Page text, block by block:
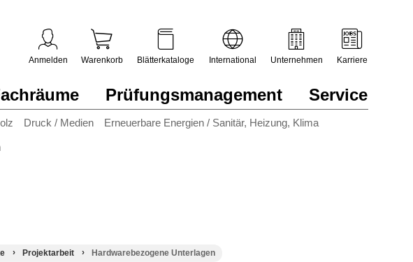
Druck / Medien Erneuerbare Energien / Sanitär, Heizung, Klima
Prüfungsmanagement Service
Anmelden Warenkorb Blätterkataloge International Unternehmen Karriere
Projektarbeit Hardwarebezogene Unterlagen